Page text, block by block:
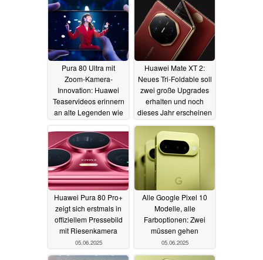
Pura 80 Ultra mit
Zoom-Kamera-
Innovation: Huawei
Teaservideos erinnern
an alte Legenden wie
Huawei Mate XT 2:
Neues Tri-Foldable soll
zwei große Upgrades
erhalten und noch
dieses Jahr erscheinen
06.06.2025
Huawei Pura 80 Pro+
zeigt sich erstmals in
offiziellem Pressebild
mit Riesenkamera
05.06.2025
Alle Google Pixel 10
Modelle, alle
Farboptionen: Zwei
müssen gehen
05.06.2025